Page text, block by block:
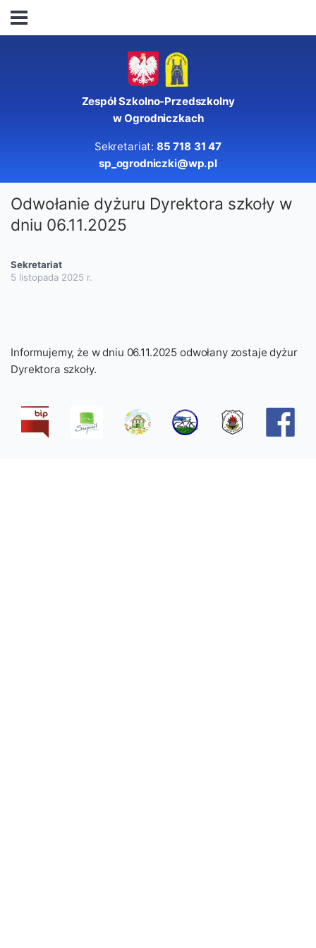
Zespół Szkolno-Przedszkolny
w Ogrodniczkach
Sekretariat: 85 718 31 47
sp_ogrodniczki@wp.pl
Odwołanie dyżuru Dyrektora szkoły w
dniu 06.11.2025
Sekretariat
5 listopada 2025 r.
Informujemy, że w dniu 06.11.2025 odwołany zostaje dyżur
Dyrektora szkoły.